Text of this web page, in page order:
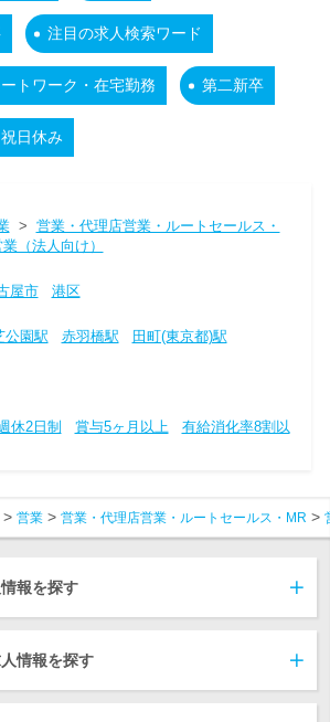
注目の求人検索ワード
ートワーク・在宅勤務 第二新卒
日休み
> 営業・代理店営業・ルートセールス・
（法人向け）
屋市
港区
公園駅 赤羽橋駅
田町(東京都)駅
休2日制 賞与5ヶ月以上
有給消化率8割以
営業 営業・代理店営業・ルートセールス・MR
報を探す
情報を探す